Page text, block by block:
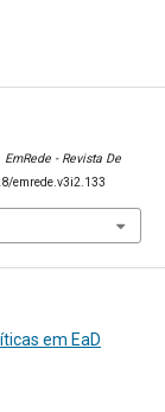
EmRede - Revista De
emrede.v3i2.133
em EaD